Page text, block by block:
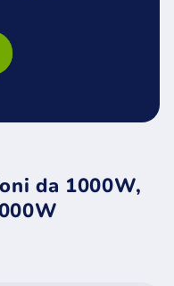
da 1000W,